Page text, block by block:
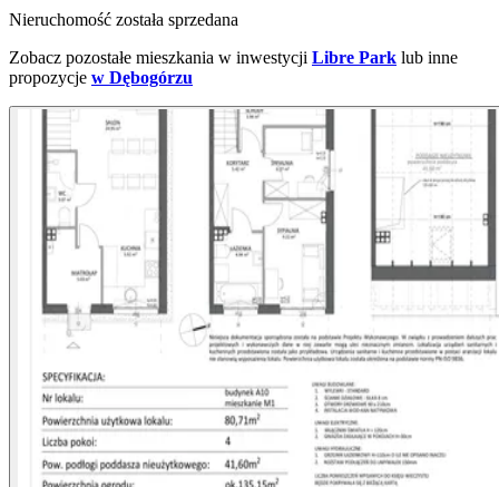
Nieruchomość została sprzedana
Zobacz pozostałe mieszkania w inwestycji Libre Park lub inne
propozycje w Dębogórzu